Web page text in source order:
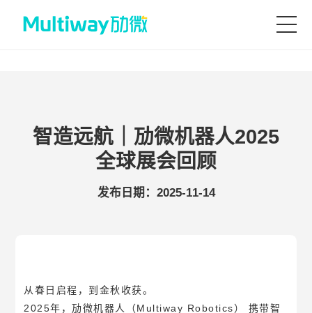
产品技术
智造远航｜劢微机器人2025
全球展会回顾
发布日期：2025-11-14
从春日启程，到金秋收获。
2025年，劢微机器人（Multiway Robotics） 携带智